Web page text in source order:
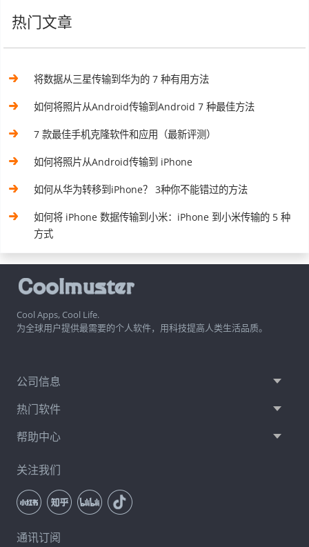
热门文章
将数据从三星传输到华为的 7 种有用方法
如何将照片从Android传输到Android 7 种最佳方法
7 款最佳手机克隆软件和应用（最新评测）
如何将照片从Android传输到 iPhone
如何从华为转移到iPhone？ 3种你不能错过的方法
如何将 iPhone 数据传输到小米：iPhone 到小米传输的 5 种
方式
Cool Apps, Cool Life.
为全球用户提供最需要的个人软件，用科技提高人类生活品质。
公司信息
热门软件
帮助中心
关注我们
通讯订阅